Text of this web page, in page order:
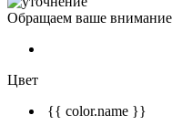
Обращаем ваше внимание,
Цвет
{{ color.name }}